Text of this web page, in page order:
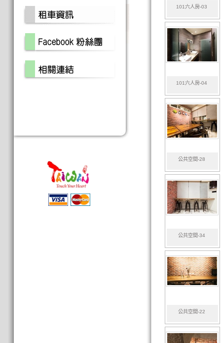
101六人房-03
101六人房-04
公共空間-28
公共空間-34
公共空間-22